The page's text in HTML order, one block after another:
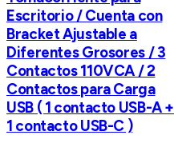
Escritorio / Cuenta con
Bracket Ajustable a
Diferentes Grosores / 3
Contactos 110VCA / 2
Contactos para Carga
USB ( 1 contacto USB-A +
1 contacto USB-C )